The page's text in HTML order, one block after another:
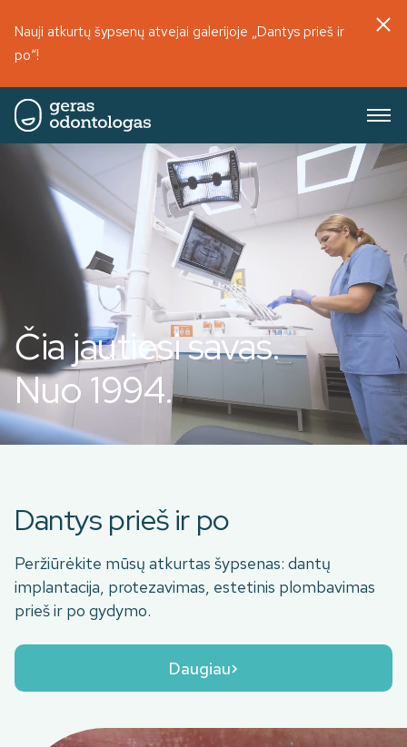
Nauji atkurtų šypsenų atvejai galerijoje „Dantys prieš ir
po“!
Čia jautiesi savas.
Nuo 1994.
Dantys prieš ir po
Peržiūrėkite mūsų atkurtas šypsenas: dantų
implantacija, protezavimas, estetinis plombavimas
prieš ir po gydymo.
Daugiau